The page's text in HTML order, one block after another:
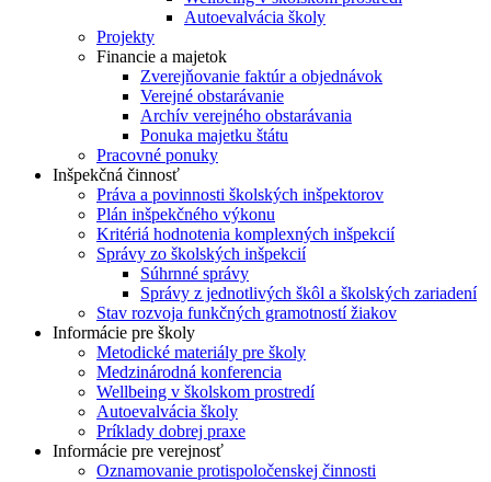
Autoevalvácia školy
Projekty
Financie a majetok
Zverejňovanie faktúr a objednávok
Verejné obstarávanie
Archív verejného obstarávania
Ponuka majetku štátu
Pracovné ponuky
Inšpekčná činnosť
Práva a povinnosti školských inšpektorov
Plán inšpekčného výkonu
Kritériá hodnotenia komplexných inšpekcií
Správy zo školských inšpekcií
Súhrnné správy
Správy z jednotlivých škôl a školských zariadení
Stav rozvoja funkčných gramotností žiakov
Informácie pre školy
Metodické materiály pre školy
Medzinárodná konferencia
Wellbeing v školskom prostredí
Autoevalvácia školy
Príklady dobrej praxe
Informácie pre verejnosť
Oznamovanie protispoločenskej činnosti